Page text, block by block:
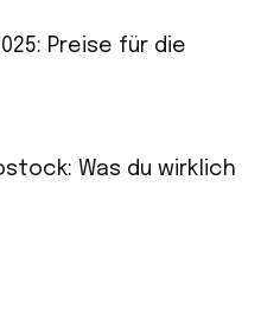
Preise für die
Was du wirklich